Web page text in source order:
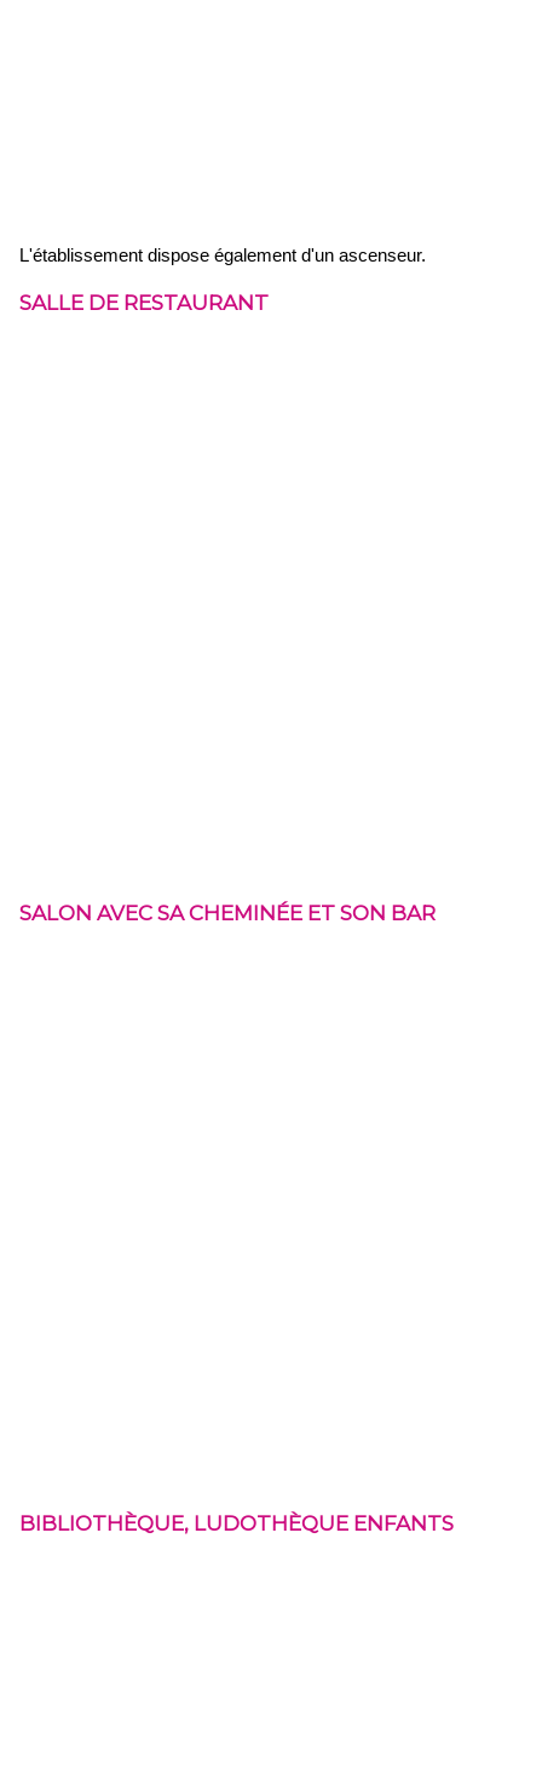
L'établissement dispose également d'un ascenseur.
SALLE DE RESTAURANT
SALON AVEC SA CHEMINÉE ET SON BAR
BIBLIOTHÈQUE, LUDOTHÈQUE ENFANTS